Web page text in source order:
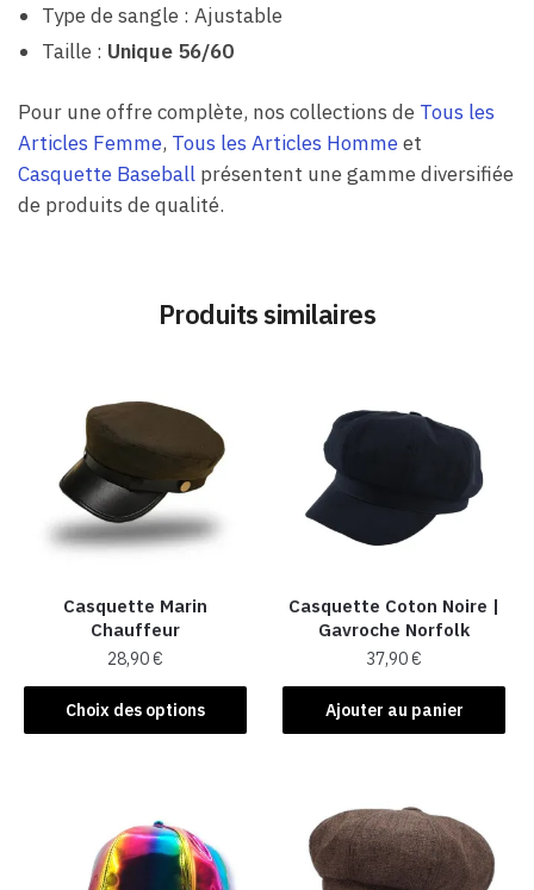
Type de sangle : Ajustable
Taille : Unique 56/60
Pour une offre complète, nos collections de Tous les
Articles Femme, Tous les Articles Hommeet
Casquette Baseball présentent une gamme diversifiée
de produits de qualité.
Produits similaires
Casquette Marin
Chauffeur
28,90€
Choix des options
Ce
produit
variations.
Les
options
Casquette Coton Noire |
Gavroche Norfolk
37,90€
Ajouter au panier